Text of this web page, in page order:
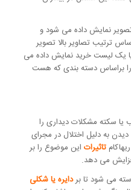
نمایش داده می شود و
ترتیب تصاویر بالا تصویر
یا یک لیست خرید نمایش داده می
براساس دسته بندی که هست
سکته مشکلات دیداری را
به دلیل اختلال در مجرای
تاثیراتاین موضوع را بر
می دهد.
می شود تا بردایره یا شکلی